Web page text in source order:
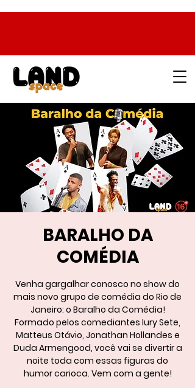
BARALHO DA
COMÉDIA
Venha gargalhar conosco no show do
mais novo grupo de comédia do Rio de
Janeiro: o Baralho da Comédia!
Formado pelos comediantes Iury Sete,
Matteus Otávio, Jonathan Hollandes e
Duda Armengood, você vai se divertir a
noite toda com essas figuras do
humor carioca. Vem com a gente!